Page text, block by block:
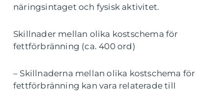
näringsintaget och fysisk aktivitet.
Skillnader mellan olika kostschema för
fettförbränning (ca. 400 ord)
– Skillnaderna mellan olika kostschema för
fettförbränning kan vara relaterade till